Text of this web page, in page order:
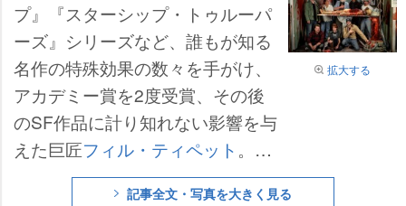
拡大する
プ』『スターシップ・トゥルーパ
ーズ』シリーズなど、誰もが知る
名作の特殊効果の数々を手がけ、
アカデミー賞を2度受賞、その後
のSF作品に計り知れない影響を与
えた巨匠フィル・ティペット 。C
G技術の進歩に追い込まれながら
記事全文・写真を大きく見る